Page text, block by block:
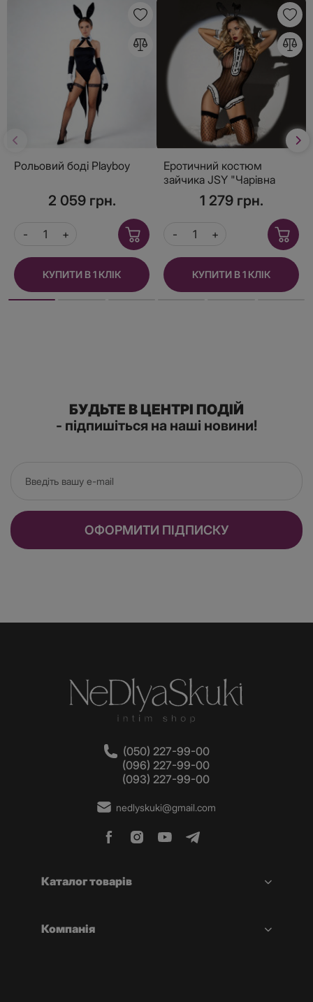
Рольовий боді Playboy
2 059 грн.
КУПИТИ В 1 КЛІК
Еротичний костюм
зайчика JSY "Чарівна
Сільві" One Size, боді,
панчохи, вушка,
1 279 грн.
КУПИТИ В 1 КЛІК
БУДЬТЕ В ЦЕНТРІ ПОДІЙ
- підпишіться на наші новини!
ОФОРМИТИ ПІДПИСКУ
(050) 227-99-00
(096) 227-99-00
(093) 227-99-00
nedlyskuki@gmail.com
Каталог товарів
Компанія